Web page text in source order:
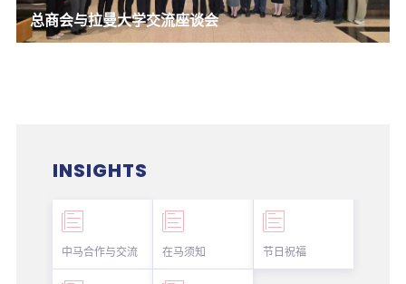
总商会与拉曼大学交流座谈会
INSIGHTS
中马合作与交流 在马须知 节日祝福